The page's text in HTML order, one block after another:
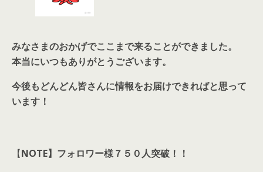
みなさまのおかげでここまで来ることができました。
本当にいつもありがとうございます。
今後もどんどん皆さんに情報をお届けできればと思って
います！
【NOTE】フォロワー様７５０人突破！！